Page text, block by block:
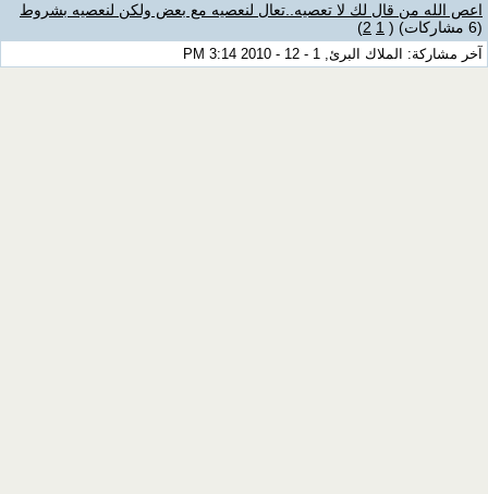
اعص الله من قال لك لا تعصيه..تعال لنعصيه مع بعض ولكن لنعصيه بشروط
(6 مشاركات)
(
1
2
)
آخر مشاركة: الملاك البرئ, 1 - 12 - 2010 3:14 PM